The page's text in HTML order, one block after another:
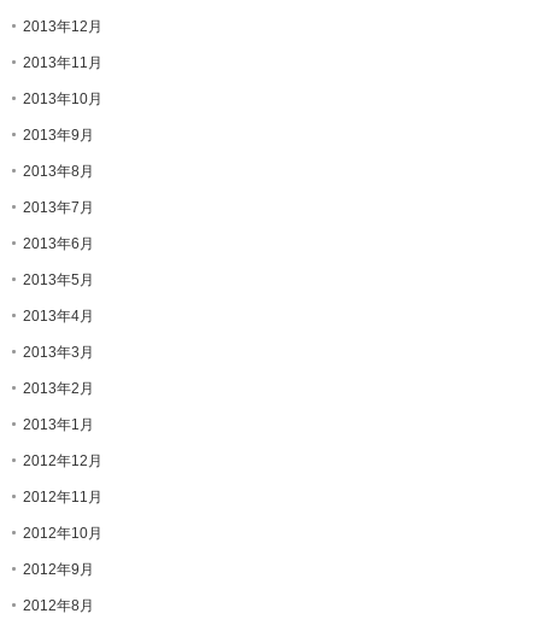
2013年12月
2013年11月
2013年10月
2013年9月
2013年8月
2013年7月
2013年6月
2013年5月
2013年4月
2013年3月
2013年2月
2013年1月
2012年12月
2012年11月
2012年10月
2012年9月
2012年8月